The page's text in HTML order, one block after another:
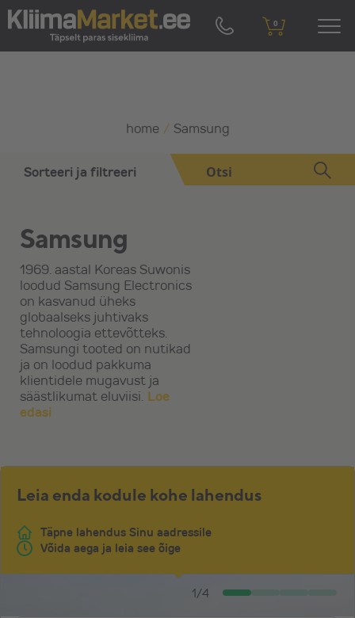
0
home / Samsung
Sorteeri ja filtreeri
Tühista kõik filtrid
Hinnavahemik
1 138 €
Samsung
1969. aastal Koreas Suwonis
loodud Samsung Electronics
on kasvanud üheks
globaalseks juhtivaks
tehnoloogia ettevõtteks.
Samsungi tooted on nutikad
ja on loodud pakkuma
klientidele mugavust ja
säästlikumat eluviisi. Loe
edasi
Leia enda kodule kohe lahendus
Täpne lahendus Sinu aadressile
Võida aega ja leia see õige
1/4